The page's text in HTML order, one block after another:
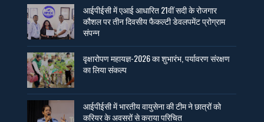
आईपीईसी में एआई आधारित 21वीं सदी के रोजगार
कौशल पर तीन दिवसीय फैकल्टी डेवलपमेंट प्रोग्राम
संपन्न
वृक्षारोपण महायज्ञ-2026 का शुभारंभ, पर्यावरण संरक्षण
का लिया संकल्प
आईपीईसी में भारतीय वायुसेना की टीम ने छात्रों को
करियर के अवसरों से कराया परिचित